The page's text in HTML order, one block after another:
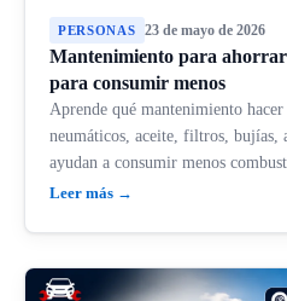
PERSONAS 23 de mayo de 2026
Mantenimiento para
para consumir menos
Aprende qué mantenimiento
neumáticos, aceite, filtros, bujías,
ayudan a consumir menos
Leer más →